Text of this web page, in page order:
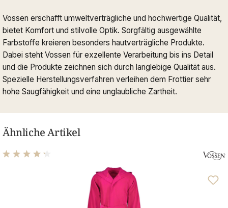
Vossen erschafft umweltverträgliche und hochwertige Qualität,
bietet Komfort und stilvolle Optik. Sorgfältig ausgewählte
Farbstoffe kreieren besonders hautverträgliche Produkte.
Dabei steht Vossen für exzellente Verarbeitung bis ins Detail
und die Produkte zeichnen sich durch langlebige Qualität aus.
Spezielle Herstellungsverfahren verleihen dem Frottier sehr
hohe Saugfähigkeit und eine unglaubliche Zartheit.
Ähnliche Artikel
Durchschnittliche Bewertung von 4.14 von 5 Sternen